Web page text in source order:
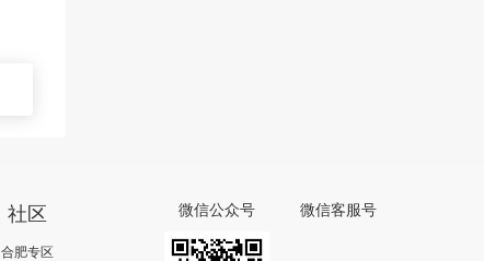
社区
合肥专区
微信公众号 微信客服号